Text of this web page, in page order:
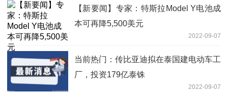
【新要闻】专家：特斯拉Model Y电池成
本可再降5,500美元
2022-09-07
当前热门：传比亚迪拟在泰国建电动车工
厂，投资179亿泰铢
2022-09-07